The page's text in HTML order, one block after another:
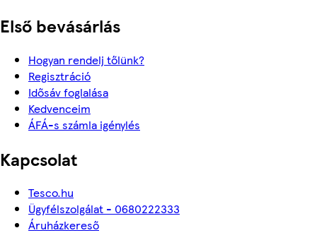
Első bevásárlás
Hogyan rendelj tőlünk?
Regisztráció
Idősáv foglalása
Kedvenceim
ÁFÁ-s számla igénylés
Kapcsolat
Tesco.hu
Ügyfélszolgálat - 0680222333
Áruházkereső